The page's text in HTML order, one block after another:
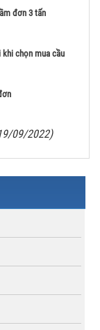
đơn 3 tấn
khi chọn mua cầu
09/2022)